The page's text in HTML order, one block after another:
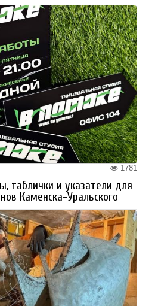
1781
таблички и указатели для
Каменска-Уральского